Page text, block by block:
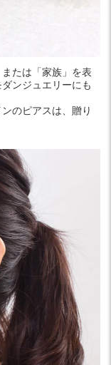
たは「家族」を表
ンジュエリーにも
のピアスは、贈り